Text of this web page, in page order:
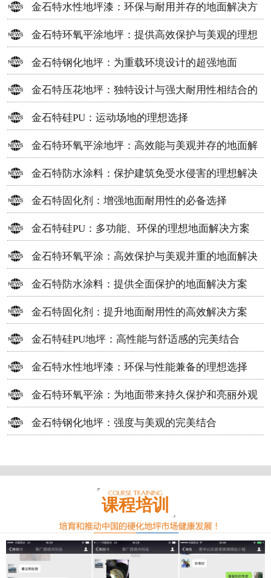
金石特水性地坪漆：环保与耐用并存的地面解决方
案
金石特环氧平涂地坪：提供高效保护与美观的理想
选择
金石特钢化地坪：为重载环境设计的超强地面
金石特压花地坪：独特设计与强大耐用性相结合的
地面材料
金石特硅PU：运动场地的理想选择
金石特环氧平涂地坪：高效能与美观并存的地面解
决方案
金石特防水涂料：保护建筑免受水侵害的理想解决
方案
金石特固化剂：增强地面耐用性的必备选择
金石特硅PU：多功能、环保的理想地面解决方案
金石特环氧平涂：高效保护与美观并重的地面解决
方案
金石特防水涂料：提供全面保护的地面解决方案
金石特固化剂：提升地面耐用性的高效解决方案
金石特硅PU地坪：高性能与舒适感的完美结合
金石特水性地坪漆：环保与性能兼备的理想选择
金石特环氧平涂：为地面带来持久保护和亮丽外观
金石特钢化地坪：强度与美观的完美结合
课程培训